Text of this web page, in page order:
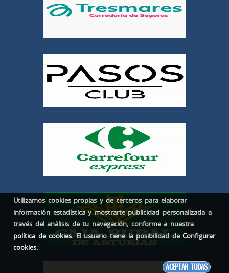
Utilizamos cookies propias y de terceros para elaborar
información estadística y mostrarte publicidad personalizada a
través del análisis de tu navegación, conforme a nuestra
política de cookies. El usuario tiene la posibilidad deConfigurar
cookies.
ACEPTAR TODAS